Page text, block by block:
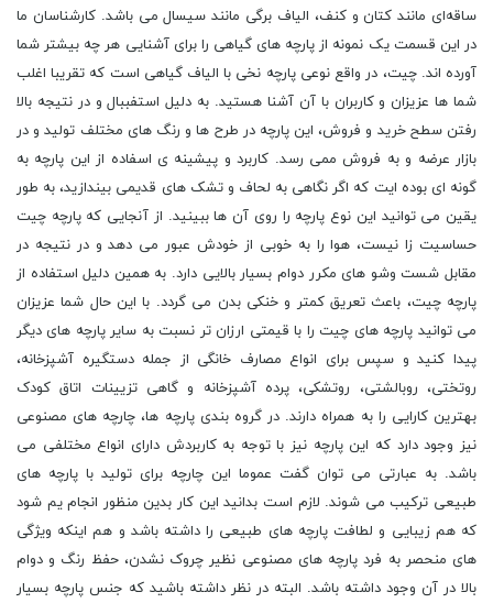
ساقه‌ای مانند کتان و کنف، الیاف برگی مانند سیسال می باشد. کارشناسان ما
در این قسمت یک نمونه از پارچه های گیاهی را برای آشنایی هر چه بیشتر شما
آورده اند. چیت، در واقع نوعی پارچه نخی با الیاف گیاهی است که تقریبا اغلب
شما ها عزیزان و کاربران با آن آشنا هستید. به دلیل استفببال و در نتیجه بالا
رفتن سطح خرید و فروش، این پارچه در طرح ‌ها و رنگ‌ های مختلف تولید و در
بازار عرضه و به فروش ممی رسد. کاربرد و پیشینه ی اسفاده از این پارچه به
گونه ای بوده ایت که اگر نگاهی به لحاف و تشک‌ های قدیمی بیندازید، به طور
یقین می ‌توانید این نوع پارچه را روی آن ‌ها ببینید. از آنجایی که پارچه چیت
حساسیت ‌زا نیست، هوا را به ‌خوبی از خودش عبور می ‌دهد و در نتیجه در
مقابل شست وشو های مکرر دوام بسیار بالایی دارد. به همین دلیل استفاده از
پارچه چیت، باعث تعریق کمتر و خنکی بدن می ‌گردد. با این حال شما عزیزان
می توانید پارچه های چیت را با قیمتی ارزان تر نسبت به سایر پارچه های دیگر
پیدا کنید و سپس برای انواع مصارف خانگی از جمله دستگیره آشپزخانه،
روتختی، روبالشتی، روتشکی، پرده آشپزخانه و گاهی تزیینات اتاق کودک
بهترین کارایی را به همراه دارند. در گروه بندی پارچه ها، چارچه های مصنوعی
نیز وجود دارد که این پارچه نیز با توجه به کاربردش دارای انواع مختلفی می
باشد. به عبارتی می توان گفت عموما این چارچه برای تولید با پارچه های
طبیعی ترکیب می شوند. لازم است بدانید این کار بدین منظور انجام یم شود
که هم زیبایی و لطافت پارچه های طبیعی را داشته باشد و هم اینکه ویژگی
های منحصر به فرد پارچه های مصنوعی نظیر چروک نشدن، حفظ رنگ و دوام
بالا در آن وجود داشته باشد. البته در نظر داشته باشید که جنس پارچه بسیار